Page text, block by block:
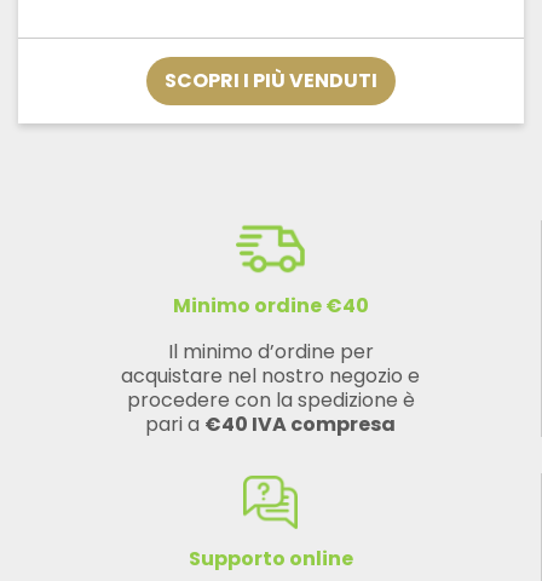
da
€9,54
a
€115,20
SCOPRI I PIÙ VENDUTI
Minimo ordine €40
Il minimo d’ordine per
acquistare nel nostro negozio e
procedere con la spedizione è
pari a €40 IVA compresa
Supporto online